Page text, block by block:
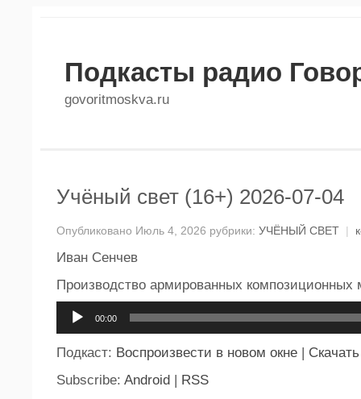
Подкасты радио
govoritmoskva.ru
Учёный свет (16+) 2026-07-04
Опубликовано Июль 4, 2026 рубрики: УЧЁНЫЙ СВЕТ |
Иван Сенчев
Производство армированных композиционных
00:00
Подкаст: Воспроизвести в новом окне | Скачать
Subscribe: Android | RSS